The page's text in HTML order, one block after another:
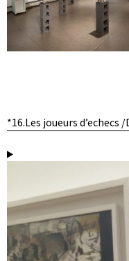
*16.Les joueurs d’echecs